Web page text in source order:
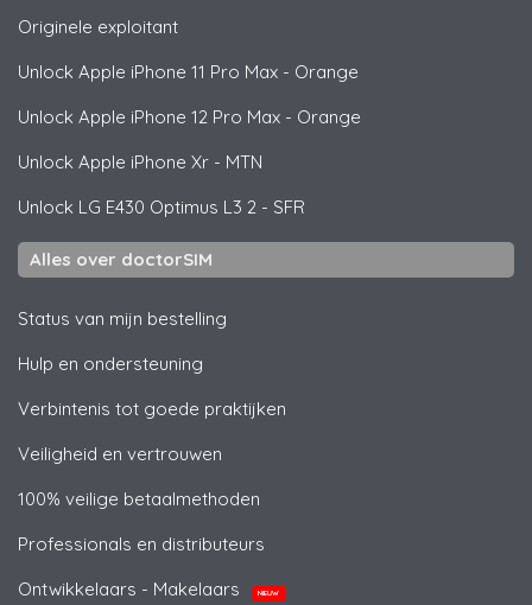
Originele exploitant
Unlock Apple iPhone 11 Pro Max - Orange
Unlock Apple iPhone 12 Pro Max - Orange
Unlock Apple iPhone Xr - MTN
Unlock LG E430 Optimus L3 2 - SFR
Alles over doctorSIM
Status van mijn bestelling
Hulp en ondersteuning
Verbintenis tot goede praktijken
Veiligheid en vertrouwen
100% veilige betaalmethoden
Professionals en distributeurs
Ontwikkelaars - Makelaars
NIEUW